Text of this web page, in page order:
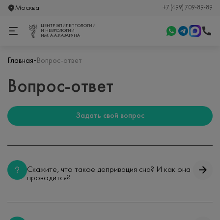
Москва +7 (499) 709-89-89
ЦЕНТР ЭПИЛЕПТОЛОГИИ
И НЕВРОЛОГИИ
ИМ. А.А.КАЗАРЯНА
Главная- Вопрос-ответ
Вопрос-ответ
Задать свой вопрос
Скажите, что такое депривация сна? И как она
проводится?